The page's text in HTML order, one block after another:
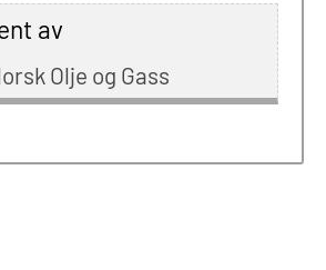
av
Olje og Gass